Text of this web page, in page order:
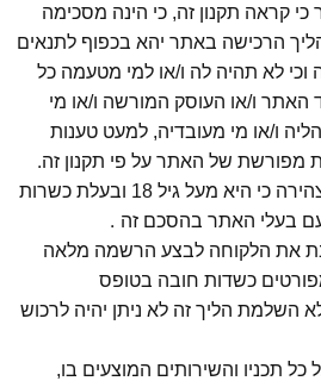
זה, כי הינה מסכימה
באתר יהא בכפוף לתנאים
לה ו/או למי מטעמה כל
העוסק המורשה ו/או מי
מי מעובדיה, למעט טענות
של האתר על פי תקנון זה .
הגולשת/הרוכשת מצהירה כי היא מעל גיל 18 ובעלת כשרות
בהסכם זה.
לבצע הרשמה מלאה
חובה בטופס
זה לא ניתן יהיה לרכוש
והשירותים המוצעים בו,